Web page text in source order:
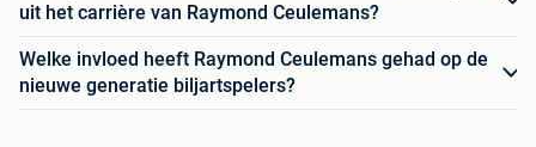
uit het carrière van Raymond Ceulemans?
Welke invloed heeft Raymond Ceulemans gehad op de
nieuwe generatie biljartspelers?